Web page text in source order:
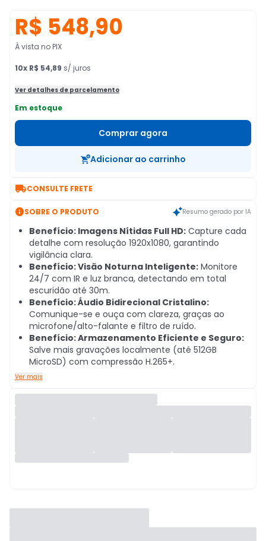
R$ 548,90
À vista no PIX
10x R$ 54,89 s/ juros
Ver detalhes de parcelamento
Em estoque
Comprar agora
Adicionar ao carrinho
CONSULTE FRETE
SOBRE O PRODUTO Resumo gerado por IA
Benefício: Imagens Nítidas Full HD: Capture cada
detalhe com resolução 1920x1080, garantindo
vigilância clara.
Benefício: Visão Noturna Inteligente: Monitore
24/7 com IR e luz branca, detectando em total
escuridão até 30m.
Benefício: Áudio Bidirecional Cristalino:
Comunique-se e ouça com clareza, graças ao
microfone/alto-falante e filtro de ruído.
Benefício: Armazenamento Eficiente e Seguro:
Salve mais gravações localmente (até 512GB
MicroSD) com compressão H.265+.
Ver mais